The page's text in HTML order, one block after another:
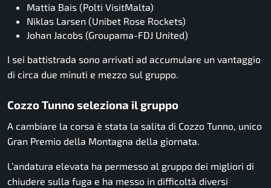
Mattia Bais (Polti VisitMalta)
Niklas Larsen (Unibet Rose Rockets)
Johan Jacobs (Groupama-FDJ United)
I sei battistrada sono arrivati ad accumulare un vantaggio
di circa due minuti e mezzo sul gruppo.
Cozzo Tunno seleziona il gruppo
A cambiare la corsa è stata la salita di Cozzo Tunno, unico
Gran Premio della Montagna della giornata.
L’andatura elevata ha permesso al gruppo dei migliori di
chiudere sulla fuga e ha messo in difficoltà diversi